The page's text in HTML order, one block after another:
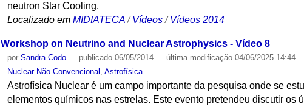
neutron Star Cooling.
Localizado em MIDIATECA /Vídeos /Vídeos 2014
Workshop on Neutrino and Nuclear Astrophysics - Vídeo 8
porSandra Codo — publicado 06/05/2014— última modificação 04/06/2025 14:44
Nuclear Não Convencional ,Astrofísica
Astrofísica Nuclear é um campo importante da pesquisa onde se
elementos químicos nas estrelas. Este evento pretendeu discutir os